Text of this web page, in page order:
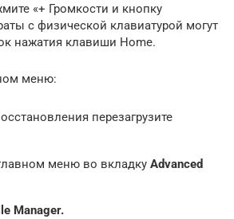
«+ Громкости и кнопку
с физической клавиатурой могут
нажатия клавиши Home.
меню:
перезагрузите
меню во вкладку Advanced
Manager.